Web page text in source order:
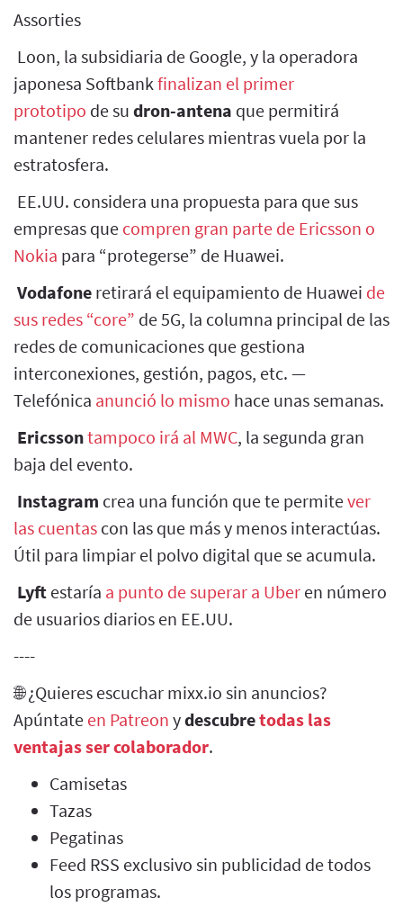
Assorties
Loon, la subsidiaria de Google, y la operadora
japonesa Softbank finalizan el primer
prototipo de su dron-antena que permitirá
mantener redes celulares mientras vuela por la
estratosfera.
EE.UU. considera una propuesta para que sus
empresas que compren gran parte de Ericsson o
Nokia para “protegerse” de Huawei.
Vodafone retirará el equipamiento de Huawei de
sus redes “core” de 5G, la columna principal de las
redes de comunicaciones que gestiona
interconexiones, gestión, pagos, etc. —
Telefónica anunció lo mismo hace unas semanas.
Ericssontampoco irá al MWC, la segunda gran
baja del evento.
Instagram crea una función que te permitever
las cuentas con las que más y menos interactúas.
Útil para limpiar el polvo digital que se acumula.
Lyft estaría a punto de superar a Uber en número
de usuarios diarios en EE.UU.
----
🌐 ¿Quieres escuchar mixx.io sin anuncios?
Apúntate en Patreon ydescubretodas las
ventajas ser colaborador.
Camisetas
Tazas
Pegatinas
Feed RSS exclusivo sin publicidad de todos
los programas.